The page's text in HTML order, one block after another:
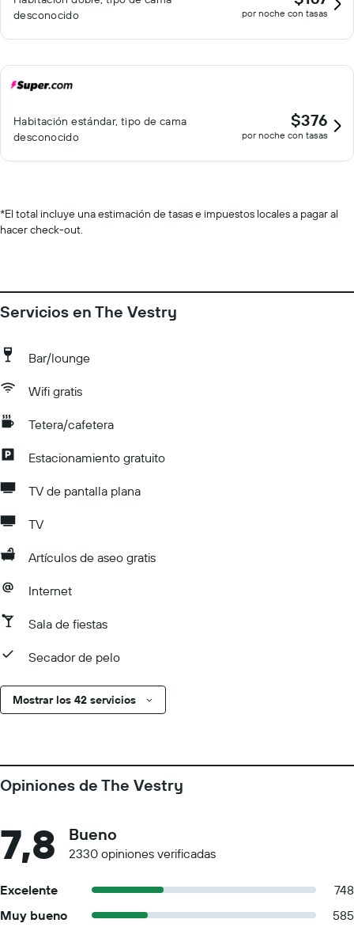
desconocido
por noche con tasas
Habitación estándar, tipo de cama
desconocido
$376
por noche con tasas
*El total incluye una estimación de tasas e impuestos locales a pagar al
hacer check-out.
Servicios en The Vestry
Bar/lounge
Wifi gratis
Tetera/cafetera
Estacionamiento gratuito
TV de pantalla plana
TV
Artículos de aseo gratis
Internet
Sala de fiestas
Secador de pelo
Mostrar los 42 servicios
Opiniones de The Vestry
7,8 Bueno
2330 opiniones verificadas
Excelente
748
Muy bueno
585